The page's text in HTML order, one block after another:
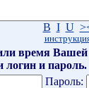
B I U
время Вашей
логин и пароль.
Пароль: